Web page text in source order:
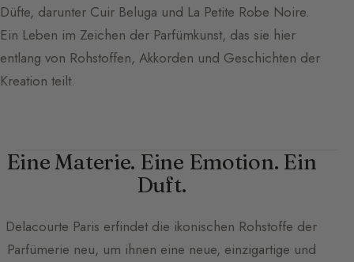
Düfte, darunter Cuir Beluga und La Petite Robe Noire.
Ein Leben im Zeichen der Parfümkunst, das sie hier
entlang von Rohstoffen, Akkorden und Geschichten der
Kreation teilt.
Eine Materie. Eine Emotion. Ein
Duft.
Delacourte Paris erfindet die ikonischen Rohstoffe der
Parfümerie neu, um ihnen eine neue, einzigartige und